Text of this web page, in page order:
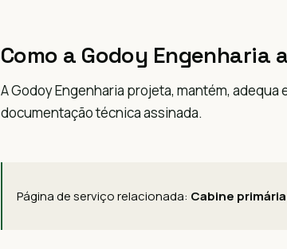
Como a Godoy Engenharia
A Godoy Engenharia projeta, mantém,
documentação técnica assinada.
Página de serviço relacionada: Cabine primária